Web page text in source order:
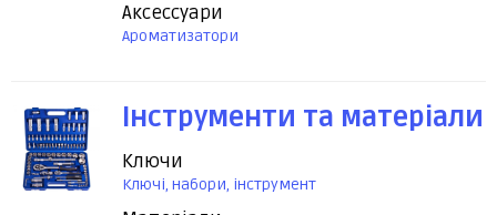
Аксессуари
Ароматизатори
Інструменти та матеріали
Ключи
Ключі, набори, інструмент